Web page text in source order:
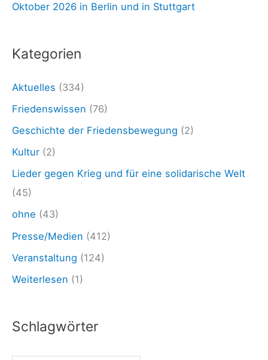
h
Oktober 2026 in Berlin und in Stuttgart
Kategorien
Aktuelles (334)
Friedenswissen (76)
Geschichte der Friedensbewegung (2)
Kultur (2)
Lieder gegen Krieg und für eine solidarische Welt
(45)
ohne (43)
Presse/Medien (412)
Veranstaltung (124)
Weiterlesen (1)
Schlagwörter